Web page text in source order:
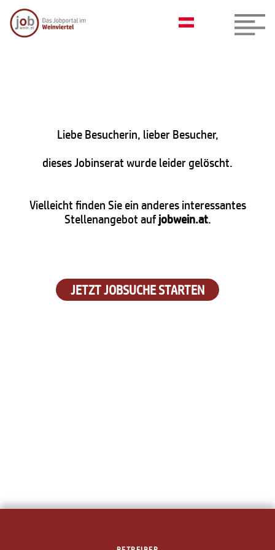
Liebe Besucherin, lieber Besucher,
dieses Jobinserat wurde leider gelöscht.
Vielleicht finden Sie ein anderes interessantes
Stellenangebot aufjobwein.at.
JETZT JOBSUCHE STARTEN